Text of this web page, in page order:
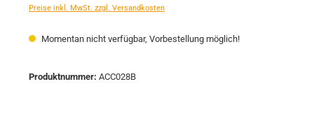
Preise inkl. MwSt. zzgl. Versandkosten
Momentan nicht verfügbar, Vorbestellung möglich!
Produktnummer: ACC028B